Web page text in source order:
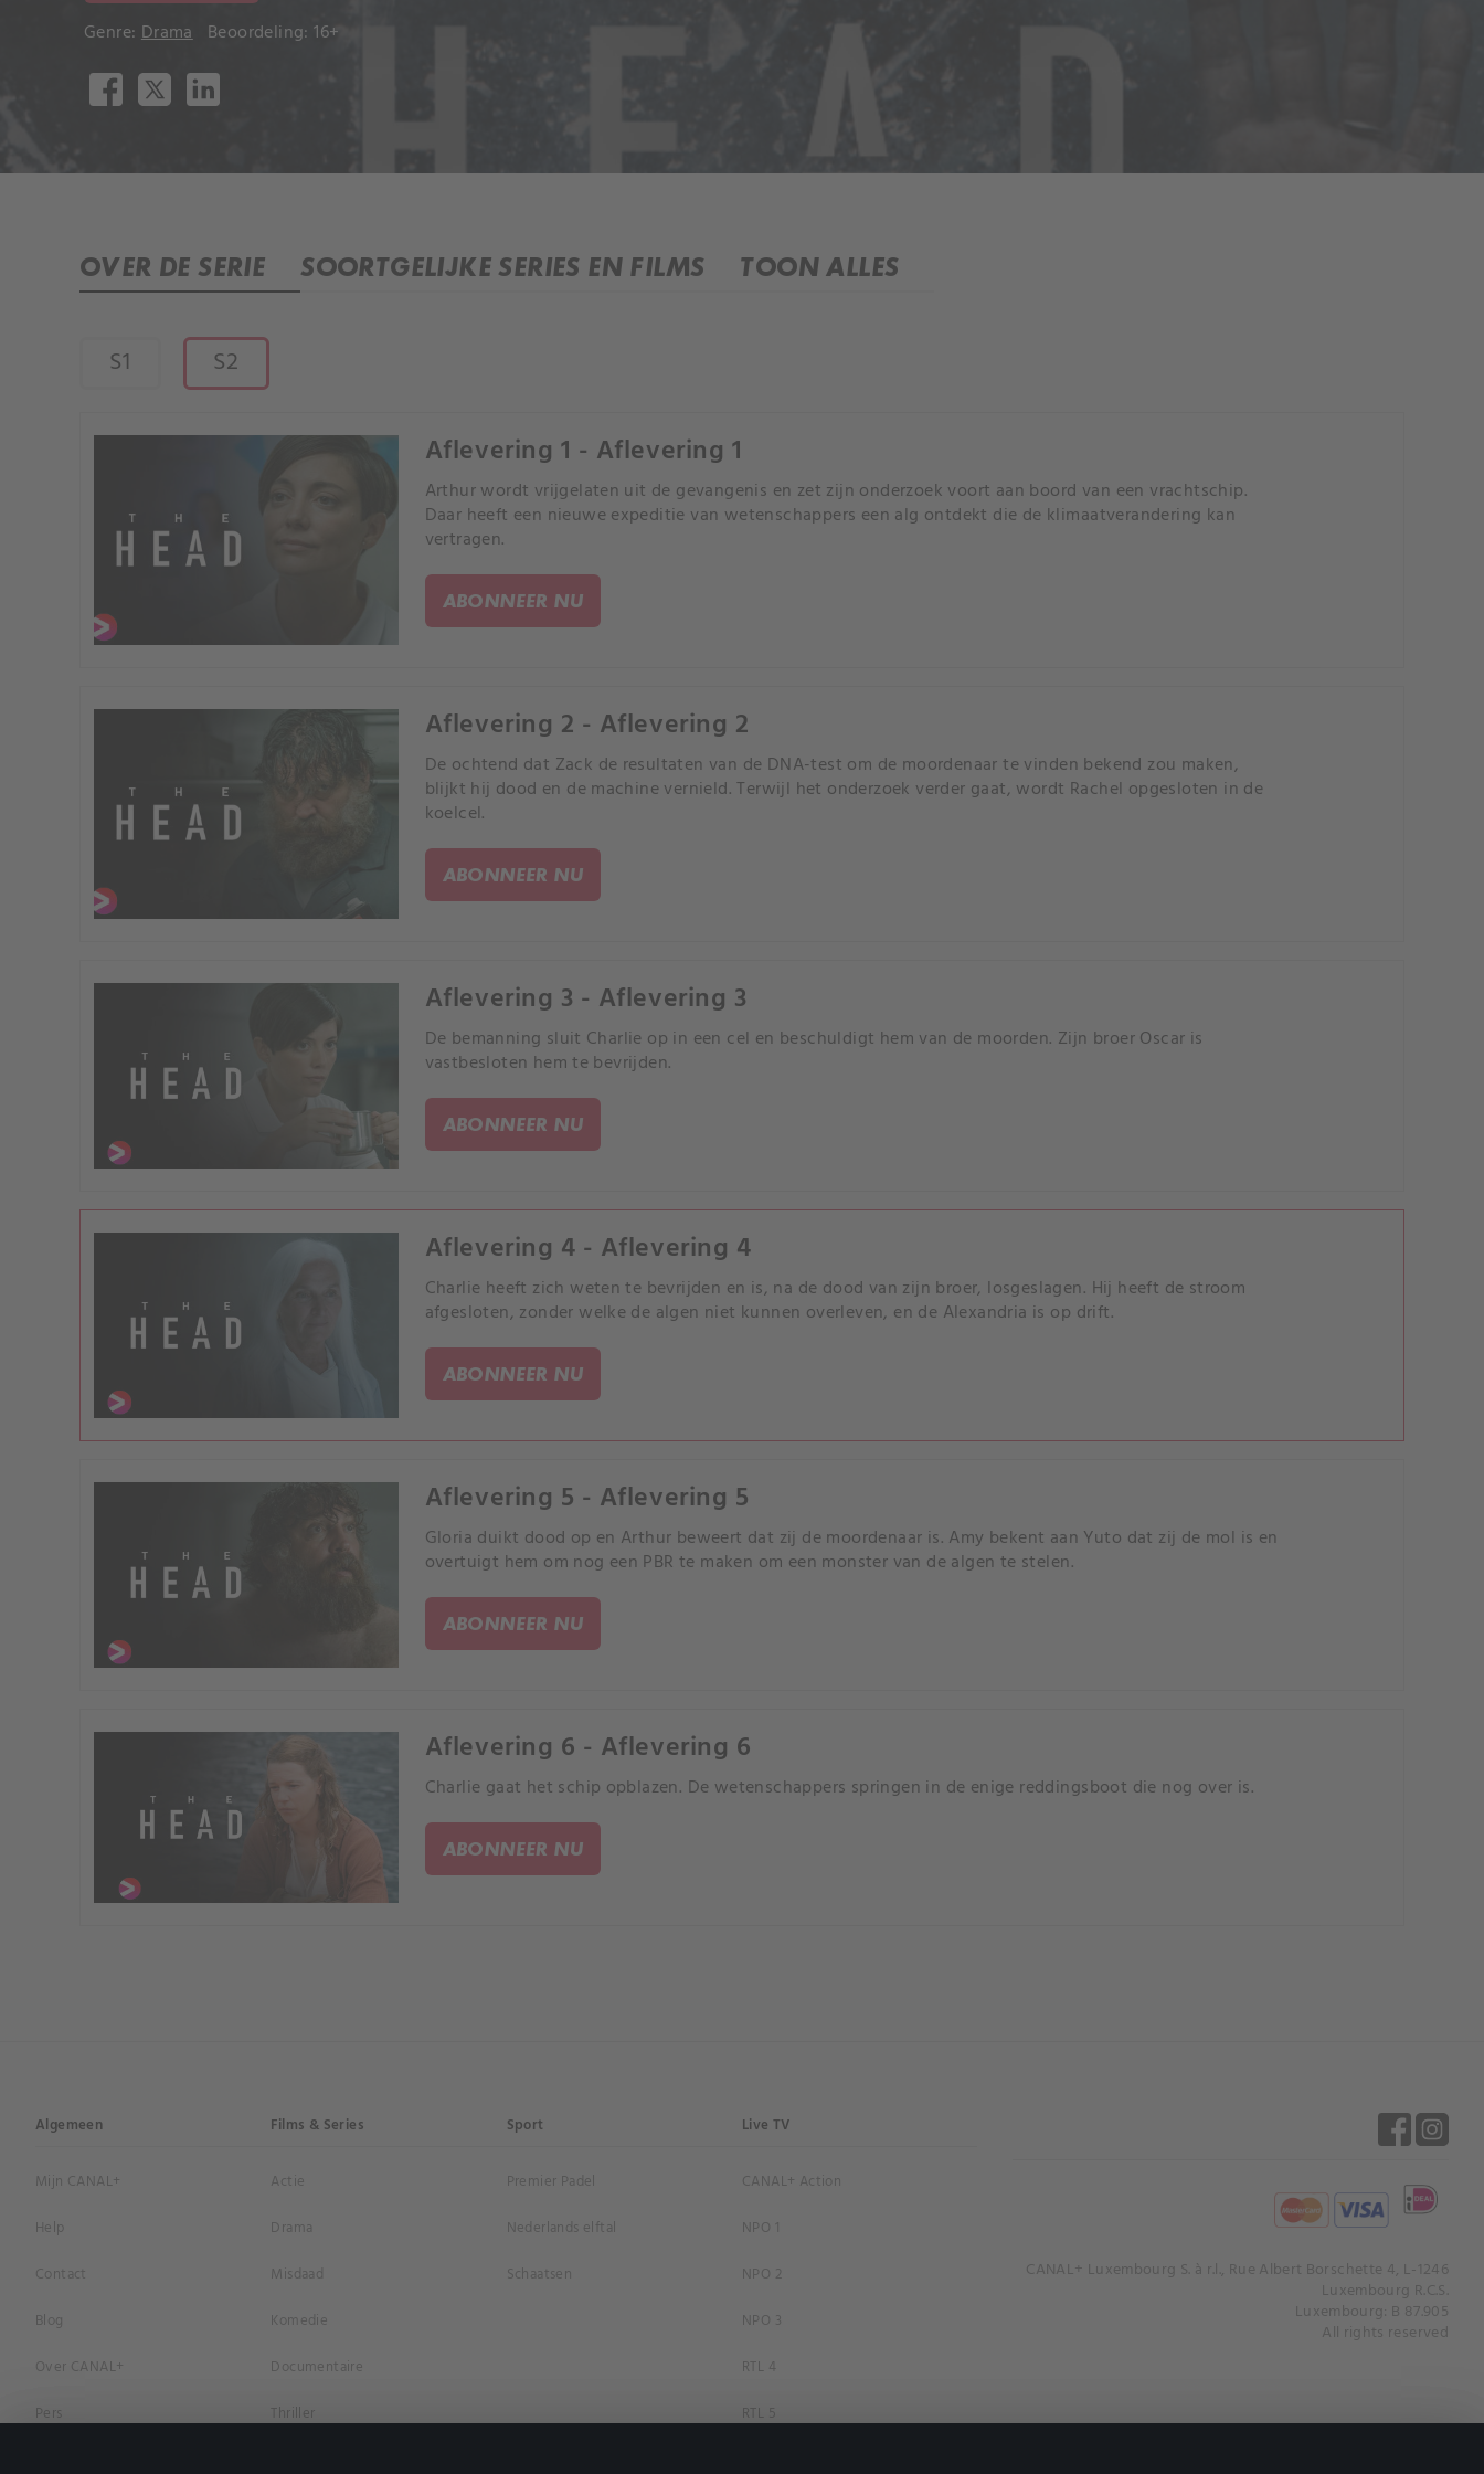
Genre: Drama Beoordeling: 16+
OVER DE SERIE SOORTGELIJKE SERIES EN FILMS TOON ALLES
S1 S2
Aflevering 1 - Aflevering 1
Arthur wordt vrijgelaten uit de gevangenis en zet zijn onderzoek voort aan boord van een vrachtschip.
Daar heeft een nieuwe expeditie van wetenschappers een alg ontdekt die de klimaatverandering kan
vertragen.
ABONNEER NU
Aflevering 2 - Aflevering 2
De ochtend dat Zack de resultaten van de DNA-test om de moordenaar te vinden bekend zou maken,
blijkt hij dood en de machine vernield. Terwijl het onderzoek verder gaat, wordt Rachel opgesloten in de
koelcel.
ABONNEER NU
Aflevering 3 - Aflevering 3
De bemanning sluit Charlie op in een cel en beschuldigt hem van de moorden. Zijn broer Oscar is
vastbesloten hem te bevrijden.
ABONNEER NU
Aflevering 4 - Aflevering 4
Charlie heeft zich weten te bevrijden en is, na de dood van zijn broer, losgeslagen. Hij heeft de stroom
afgesloten, zonder welke de algen niet kunnen overleven, en de Alexandria is op drift.
ABONNEER NU
Aflevering 5 - Aflevering 5
Gloria duikt dood op en Arthur beweert dat zij de moordenaar is. Amy bekent aan Yuto dat zij de mol is en
overtuigt hem om nog een PBR te maken om een monster van de algen te stelen.
ABONNEER NU
Aflevering 6 - Aflevering 6
Charlie gaat het schip opblazen. De wetenschappers springen in de enige reddingsboot die nog over is.
ABONNEER NU
Algemeen
Mijn CANAL+
Help
Contact
Blog
Over CANAL+
Pers
Films & Series
Actie
Drama
Misdaad
Komedie
Documentaire
Thriller
Sport
Premier Padel
Nederlands elftal
Schaatsen
Live TV
CANAL+ Action
NPO 1
NPO 2
NPO 3
RTL 4
RTL 5
CANAL+ Luxembourg S. à r.l., Rue Albert Borschette 4, L-1246
Luxembourg R.C.S.
Luxembourg: B 87.905
All rights reserved